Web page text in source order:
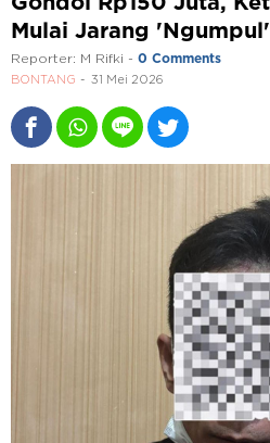
Mulai Jarang 'Ngumpul'
Reporter: M Rifki - 0 Comments
BONTANG 31 Mei 2026